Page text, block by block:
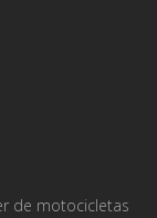
de motocicletas